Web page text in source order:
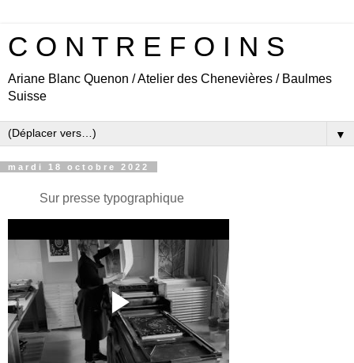
C O N T R E F O I N S
Ariane Blanc Quenon / Atelier des Chenevières / Baulmes
Suisse
▼
mardi 18 octobre 2022
Sur presse typographique